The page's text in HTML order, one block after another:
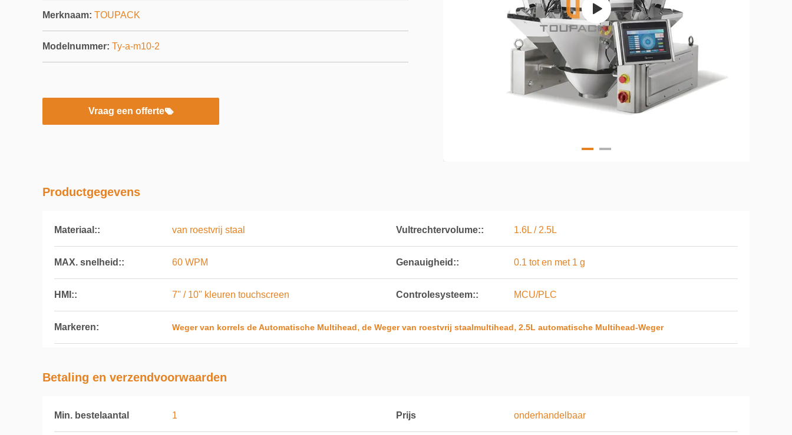
Merknaam: TOUPACK
Modelnummer: Ty-a-m10-2
Vraag een offerte
Productgegevens
Materiaal:: van roestvrij staal Vultrechtervolume:: 1.6L / 2.5L
MAX. snelheid:: 60 WPM Genauigheid:: 0.1 tot en met 1 g
HMI:: 7'' / 10'' kleuren touchscreen Controlesysteem:: MCU/PLC
Markeren: Weger van korrels de Automatische Multihead, de Weger van roestvrij staalmultihead, 2.5L automatische Multihead-Weger
Betaling en verzendvoorwaarden
Min. bestelaantal 1 Prijs onderhandelbaar